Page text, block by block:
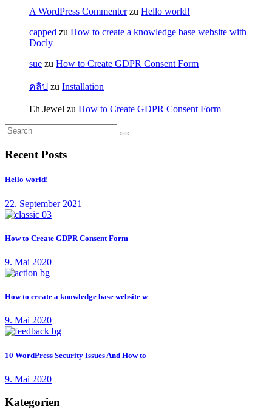
A WordPress Commenterzu Hello world!
capped zu How to create a knowledge base website with
Docly
sue zu How to Create GDPR Consent Form
คลิป zu Installation
Eh Jewel zu How to Create GDPR Consent Form
Recent Posts
Hello world!
22. September 2021
How to Create GDPR Consent Form
9. Mai 2020
How to create a knowledge base website w
9. Mai 2020
10 WordPress Security Issues And How to
9. Mai 2020
Kategorien